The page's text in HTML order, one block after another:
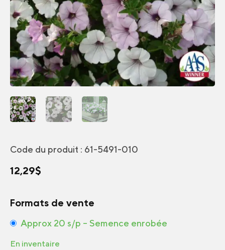
Code du produit : 61-5491-010
12,29$
Formats de vente
Approx 20 s/p – Semence enrobée
En inventaire